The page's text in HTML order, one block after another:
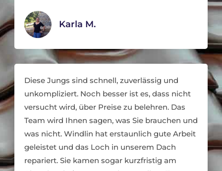
Karla M.
Diese Jungs sind schnell, zuverlässig und
unkompliziert. Noch besser ist es, dass nicht
versucht wird, über Preise zu belehren. Das
Team wird Ihnen sagen, was Sie brauchen und
was nicht. Windlin hat erstaunlich gute Arbeit
geleistet und das Loch in unserem Dach
repariert. Sie kamen sogar kurzfristig am